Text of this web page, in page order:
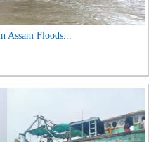
Assam Floods...